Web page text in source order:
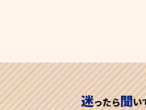
迷ったら聞い